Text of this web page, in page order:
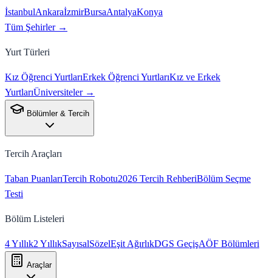
İstanbulAnkaraİzmirBursaAntalyaKonya
Tüm Şehirler →
Yurt Türleri
Kız Öğrenci YurtlarıErkek Öğrenci YurtlarıKız ve Erkek
YurtlarıÜniversiteler →
Bölümler & Tercih
Tercih Araçları
Taban PuanlarıTercih Robotu2026 Tercih RehberiBölüm Seçme
Testi
Bölüm Listeleri
4 Yıllık2 YıllıkSayısalSözelEşit AğırlıkDGS GeçişAÖF Bölümleri
Araçlar